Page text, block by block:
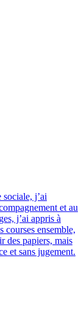
sociale, j’ai
et au
j’ai appris à
courses ensemble,
des papiers, mais
et sans jugement.